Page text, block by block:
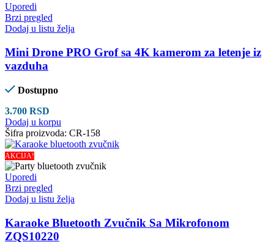
Uporedi
Brzi pregled
Dodaj u listu želja
Mini Drone PRO Grof sa 4K kamerom za letenje iz
vazduha
Dostupno
3.700 RSD
Dodaj u korpu
Šifra proizvoda: CR-158
AKCIJA!
Uporedi
Brzi pregled
Dodaj u listu želja
Karaoke Bluetooth Zvučnik Sa Mikrofonom
ZQS10220